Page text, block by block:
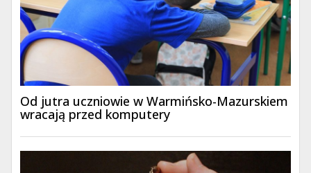
Od jutra uczniowie w Warmińsko-Mazurskiem
wracają przed komputery